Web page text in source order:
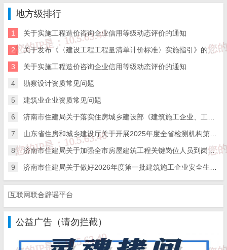
水运工程结构类乙级的资质许可，负责质量检测信用管理、质量检
测活动监督检查和秩序维护，指导设区的市交通运输主管部门质量
省交通运输工程质量监督机构具体承担以下事项的技术服务
和事务性工作：
（一）检测机构资质审批和延续审批受理前申请材料审查；
（二）资质审批专家技术评审活动组织及监督管理；
（三）质量检测比对试验和质量检测活动监督管理；
（四）质量检测信用评价；
（六）质量检测专家库管理；
（七）省交通运输主管部门交办的其他工作。
地方级排行
1 关于实施工程造价咨询企业信用等级动态评价的通知
2 关于发布《〈建设工程工程量清单计价标准〉实施指引》的通知
3 关于实施工程造价咨询企业信用等级动态评价的通知
4 勘察设计资质常见问题
5 建筑业企业资质常见问题
6 济南市住建局关于落实住房城乡建设部《建筑施工企业、工程项目安全生产管理机构设置及安全生产管理人员配备办法》的通知
7 山东省住房和城乡建设厅关于开展2025年度全省检测机构第二次能力验证工作的通知
8 济南市住建局关于加强全市房屋建筑工程关键岗位人员到岗履职数字化监管的通知
9 济南市住建局关于做好2026年度第一批建筑施工企业安全生产管理人员考试报名工作的通知
网联合辟谣平台
公益广告（请勿拦截）